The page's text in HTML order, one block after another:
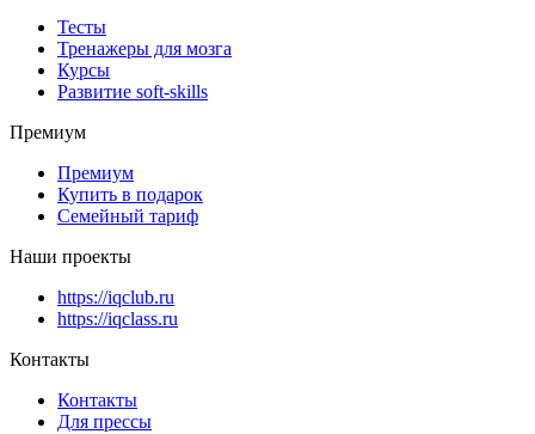
Тесты
Тренажеры для мозга
Курсы
Развитие soft-skills
Премиум
Премиум
Купить в подарок
Семейный тариф
Наши проекты
https://iqclub.ru
https://iqclass.ru
Контакты
Контакты
Для прессы